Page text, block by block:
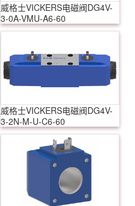
威格士VICKERS电磁阀DG4V-
3-0A-VMU-A6-60
威格士VICKERS电磁阀DG4V-
3-2N-M-U-C6-60